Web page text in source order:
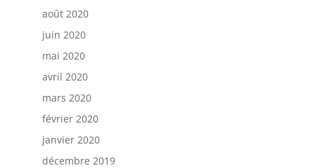
août 2020
juin 2020
mai 2020
avril 2020
mars 2020
février 2020
janvier 2020
décembre 2019